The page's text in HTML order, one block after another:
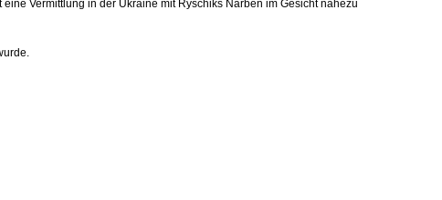
Vermittlung in der Ukraine mit Ryschiks Narben im Gesicht nahezu